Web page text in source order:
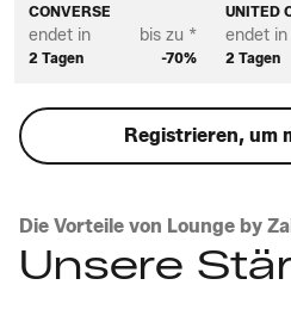
CONVERSE
endet in
2 Tagen
bis zu *
-70%
UNITED
endet in
2 Tagen
Registrieren, um
Die Vorteile von Lounge by
Unsere